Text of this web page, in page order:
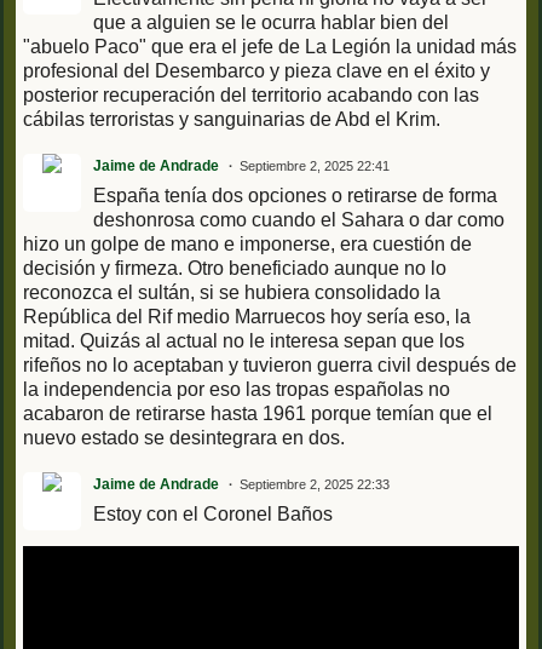
que a alguien se le ocurra hablar bien del
"abuelo Paco" que era el jefe de La Legión la unidad más
profesional del Desembarco y pieza clave en el éxito y
posterior recuperación del territorio acabando con las
cábilas terroristas y sanguinarias de Abd el Krim.
Jaime de Andrade Septiembre 2, 2025 22:41
España tenía dos opciones o retirarse de forma
deshonrosa como cuando el Sahara o dar como
hizo un golpe de mano e imponerse, era cuestión de
decisión y firmeza. Otro beneficiado aunque no lo
reconozca el sultán, si se hubiera consolidado la
República del Rif medio Marruecos hoy sería eso, la
mitad. Quizás al actual no le interesa sepan que los
rifeños no lo aceptaban y tuvieron guerra civil después de
la independencia por eso las tropas españolas no
acabaron de retirarse hasta 1961 porque temían que el
nuevo estado se desintegrara en dos.
Jaime de Andrade Septiembre 2, 2025 22:33
Estoy con el Coronel Baños